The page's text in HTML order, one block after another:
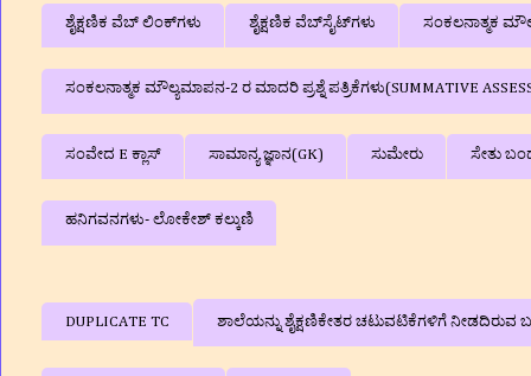
ಶೈಕ್ಷಣಿಕ ವೆಬ್‌ ಲಿಂಕ್‌ಗಳು ಶೈಕ್ಷಣಿಕ ವೆಬ್‌ಸೈಟ್‌ಗಳು ಸಂಕಲನಾತ್ಮಕ
ಸಂಕಲನಾತ್ಮಕ ಮೌಲ್ಯಮಾಪನ-2 ರ ಮಾದರಿ ಪ್ರಶ್ನೆ ಪತ್ರಿಕೆಗಳು(SUMMATIVE
ಸಂವೇದ E ಕ್ಲಾಸ್ ಸಾಮಾನ್ಯ ಜ್ಞಾನ(GK) ಸುಮೇರು ಸೇತು
ಹನಿಗವನಗಳು- ಲೋಕೇಶ್ ಕಲ್ಕುಣಿ
DUPLICATE TC ಶಾಲೆಯನ್ನು ಶೈಕ್ಷಣಿಕೇತರ ಚಟುವಟಿಕೆಗಳಿಗೆ ನೀಡದಿರುವ